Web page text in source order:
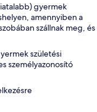
gyermek
amennyiben a
szállnak meg, és
születési
személyazonosító